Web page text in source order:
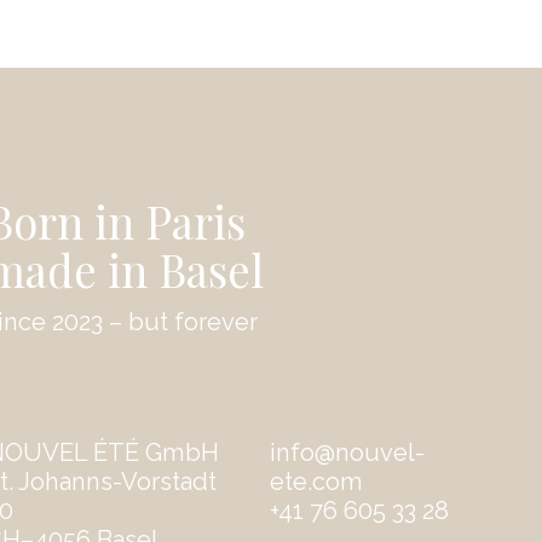
in Paris
in Basel
2023 – but forever
ÉTÉ GmbH
Johanns-Vorstadt
info@nouvel-
ete.com
‭+41 76 605 33 28